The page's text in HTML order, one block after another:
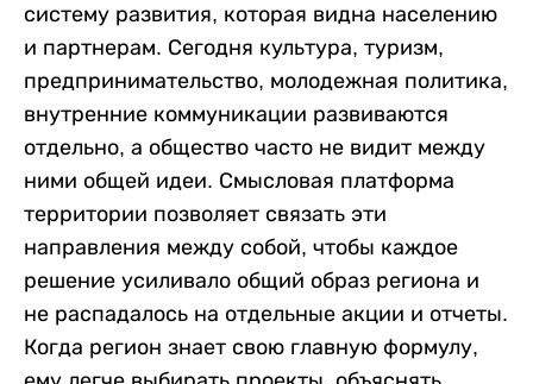
систему развития, которая видна населению
и партнерам. Сегодня культура, туризм,
предпринимательство, молодежная политика,
внутренние коммуникации развиваются
отдельно, а общество часто не видит между
ними общей идеи. Смысловая платформа
территории позволяет связать эти
направления между собой, чтобы каждое
решение усиливало общий образ региона и
не распадалось на отдельные акции и отчеты.
Когда регион знает свою главную формулу,